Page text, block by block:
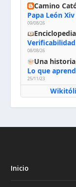
Camino
09/08/26
08/08/26
Una
Lo que
25/11/23
Inicio